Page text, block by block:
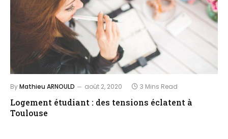
ByMathieu ARNOULD août 2, 2020 3 Mins Read
Logement étudiant : des tensions éclatent à
Toulouse